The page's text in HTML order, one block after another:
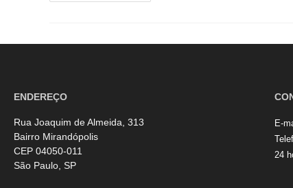
ENDEREÇO
Rua Joaquim de Almeida, 313
Bairro Mirandópolis
CEP 04050-011
São Paulo, SP
E-
24